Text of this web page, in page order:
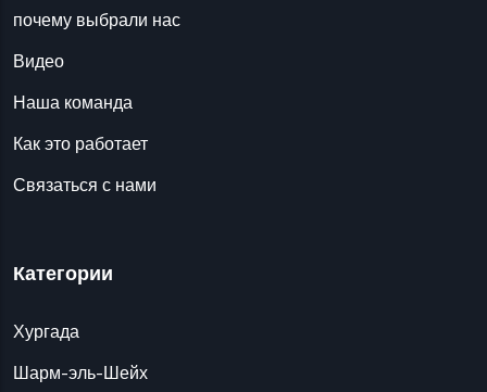
почему выбрали нас
Видео
Наша команда
Как это работает
Связаться с нами
Категории
Хургада
Шарм-эль-Шейх